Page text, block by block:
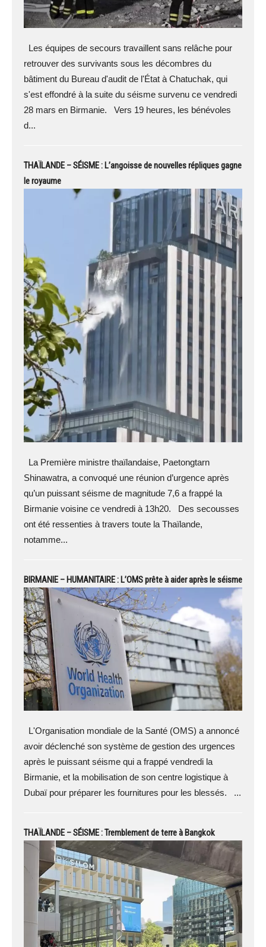
Les équipes de secours travaillent sans relâche pour
retrouver des survivants sous les décombres du
bâtiment du Bureau d'audit de l'État à Chatuchak, qui
s'est effondré à la suite du séisme survenu ce vendredi
28 mars en Birmanie. Vers 19 heures, les bénévoles
d...
THAÏLANDE – SÉISME : L’angoisse de nouvelles répliques gagne
le royaume
La Première ministre thaïlandaise, Paetongtarn
Shinawatra, a convoqué une réunion d’urgence après
qu’un puissant séisme de magnitude 7,6 a frappé la
Birmanie voisine ce vendredi à 13h20. Des secousses
ont été ressenties à travers toute la Thaïlande,
notamme...
BIRMANIE – HUMANITAIRE : L’OMS prête à aider après le séisme
L'Organisation mondiale de la Santé (OMS) a annoncé
avoir déclenché son système de gestion des urgences
après le puissant séisme qui a frappé vendredi la
Birmanie, et la mobilisation de son centre logistique à
Dubaï pour préparer les fournitures pour les blessés. ...
THAÏLANDE – SÉISME : Tremblement de terre à Bangkok